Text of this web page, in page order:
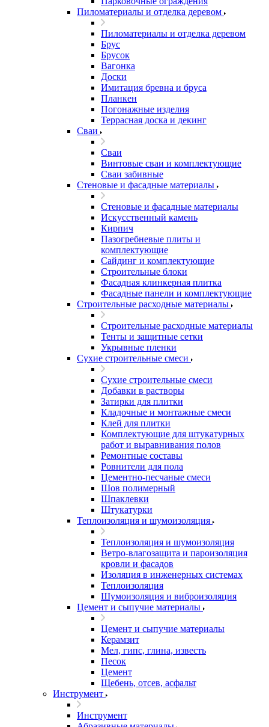
Пиломатериалы и отделка деревом
Пиломатериалы и отделка деревом
Брус
Брусок
Вагонка
Доски
Имитация бревна и бруса
Планкен
Погонажные изделия
Террасная доска и декинг
Сваи
Сваи
Винтовые сваи и комплектующие
Сваи забивные
Стеновые и фасадные материалы
Стеновые и фасадные материалы
Искусственный камень
Кирпич
Пазогребневые плиты и
комплектующие
Сайдинг и комплектующие
Строительные блоки
Фасадная клинкерная плитка
Фасадные панели и комплектующие
Строительные расходные материалы
Строительные расходные материалы
Тенты и защитные сетки
Укрывные пленки
Сухие строительные смеси
Сухие строительные смеси
Добавки в растворы
Затирки для плитки
Кладочные и монтажные смеси
Клей для плитки
Комплектующие для штукатурных
работ и выравнивания полов
Ремонтные составы
Ровнители для пола
Цементно-песчаные смеси
Шов полимерный
Шпаклевки
Штукатурки
Теплоизоляция и шумоизоляция
Теплоизоляция и шумоизоляция
Ветро-влагозащита и пароизоляция
кровли и фасадов
Изоляция в инженерных системах
Теплоизоляция
Шумоизоляция и виброизоляция
Цемент и сыпучие материалы
Цемент и сыпучие материалы
Керамзит
Мел, гипс, глина, известь
Песок
Цемент
Щебень, отсев, асфальт
Инструмент
Инструмент